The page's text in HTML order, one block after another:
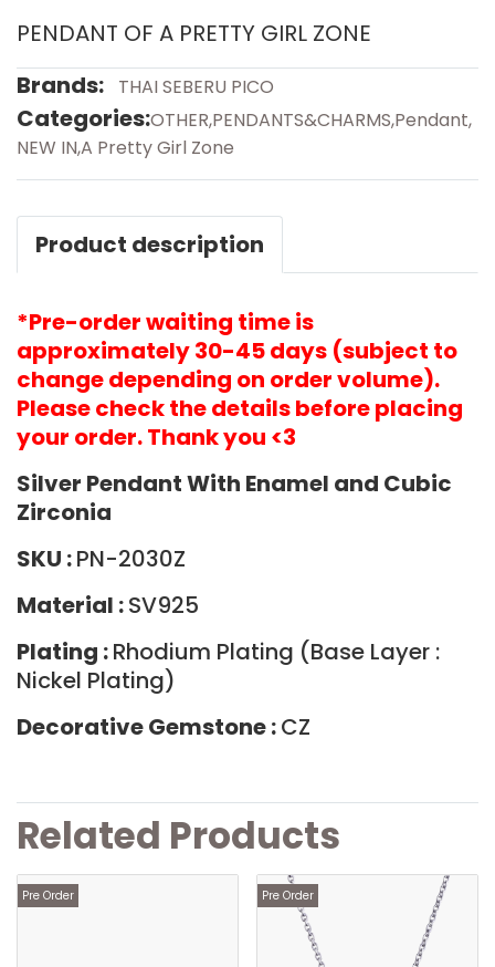
PENDANT OF A PRETTY GIRL ZONE
Brands:
THAI SEBERU PICO
Categories:OTHER,PENDANTS&CHARMS,Pendant,
NEW IN,A Pretty Girl Zone
Product description
*Pre-order waiting time is
approximately 30-45 days (subject to
change depending on order volume).
Please check the details before placing
your order. Thank you <3
Silver Pendant With Enamel and Cubic
Zirconia
SKU :PN-2030Z
Material :SV925
Plating :Rhodium Plating (Base Layer :
Nickel Plating)
Decorative Gemstone :CZ
Related Products
Pre Order Pre Order